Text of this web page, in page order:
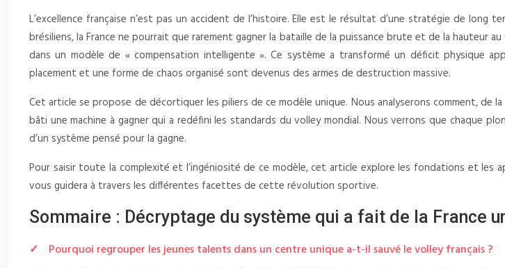
L’excellence française n’est pas un accident de l’histoire. Elle est le résultat d’une stratégie de
brésiliens, la France ne pourrait que rarement gagner la bataille de la puissance brute et de la hauteur
dans un modèle de « compensation intelligente ». Ce système a transformé un déficit physique
placement et une forme de chaos organisé sont devenus des armes de destruction massive.
Cet article se propose de décortiquer les piliers de ce modèle unique. Nous analyserons comment, de
bâti une machine à gagner qui a redéfini les standards du volley mondial. Nous verrons que chaque
d’un système pensé pour la gagne.
Pour saisir toute la complexité et l’ingéniosité de ce modèle, cet article explore les fondations et les
vous guidera à travers les différentes facettes de cette révolution sportive.
Sommaire : Décryptage du système qui a fait de la France
Pourquoi regrouper les jeunes talents dans un centre unique a-t-il sauvé le volley français ?